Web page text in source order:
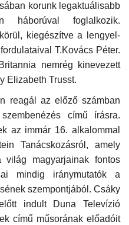
korunk legaktuálisabb
háborúval foglalkozik.
kiegészítve a lengyel-
T.Kovács Péter.
nemrég kinevezett
Elizabeth Trusst.
reagál az előző számban
című írásra.
az immár 16. alkalommal
Tanácskozásról, amely
világ magyarjainak fontos
mindig iránymutatók a
szempontjából. Csáky
indult Duna Televízió
című műsorának előadóit